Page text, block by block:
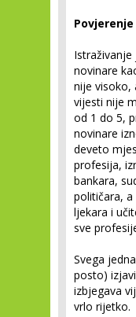
novinare
nije visoko,
vijesti nije
od 1 do 5,
novinare
deveto
profesija,
bankara,
političara,
ljekara i
sve
Svega
posto)
izbjegava
vrlo rijetko.